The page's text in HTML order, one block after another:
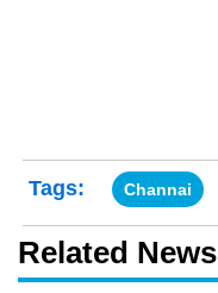
Tags: Channai
Related News